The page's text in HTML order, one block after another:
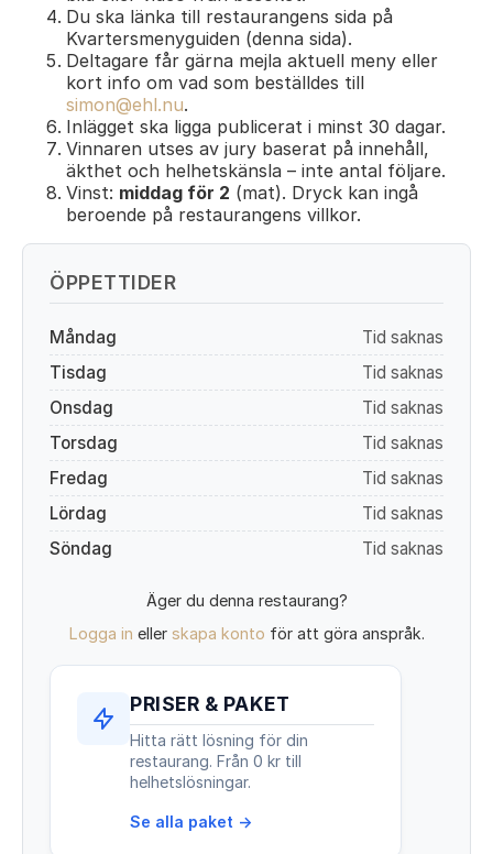
Du ska länka till restaurangens sida på
Kvartersmenyguiden (denna sida).
Deltagare får gärna mejla aktuell meny eller
kort info om vad som beställdes till
simon@ehl.nu.
Inlägget ska ligga publicerat i minst 30 dagar.
Vinnaren utses av jury baserat på innehåll,
äkthet och helhetskänsla – inte antal följare.
Vinst: middag för 2 (mat). Dryck kan ingå
beroende på restaurangens villkor.
ÖPPETTIDER
Måndag
Tid saknas
Tisdag
Tid saknas
Onsdag
Tid saknas
Torsdag
Tid saknas
Fredag
Tid saknas
Lördag
Tid saknas
Söndag
Tid saknas
Äger du denna restaurang?
Logga in eller skapa konto för att göra anspråk.
PRISER & PAKET
Hitta rätt lösning för din
restaurang. Från 0 kr till
helhetslösningar.
Se alla paket →